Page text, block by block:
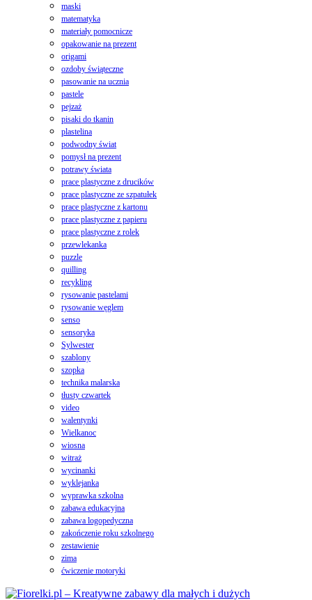
maski
matematyka
materiały pomocnicze
opakowanie na prezent
origami
ozdoby świąteczne
pasowanie na ucznia
pastele
pejzaż
pisaki do tkanin
plastelina
podwodny świat
pomysł na prezent
potrawy świata
prace plastyczne z drucików
prace plastyczne ze szpatułek
prace plastyczne z kartonu
prace plastyczne z papieru
prace plastyczne z rolek
przewlekanka
puzzle
quilling
recykling
rysowanie pastelami
rysowanie węglem
senso
sensoryka
Sylwester
szablony
szopka
technika malarska
tłusty czwartek
video
walentynki
Wielkanoc
wiosna
witraż
wycinanki
wyklejanka
wyprawka szkolna
zabawa edukacyjna
zabawa logopedyczna
zakończenie roku szkolnego
zestawienie
zima
ćwiczenie motoryki